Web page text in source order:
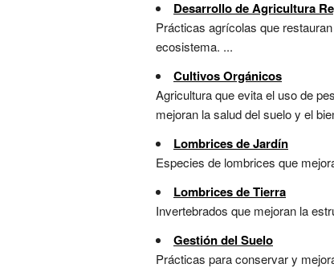
Desarrollo de Agricultura
Prácticas agrícolas que
ecosistema. ...
Cultivos Orgánicos
Agricultura que evita el uso de
mejoran la salud del suelo y el
Lombrices de Jardín
Especies de lombrices que
Lombrices de Tierra
Invertebrados que mejoran la
Gestión del Suelo
Prácticas para conservar y